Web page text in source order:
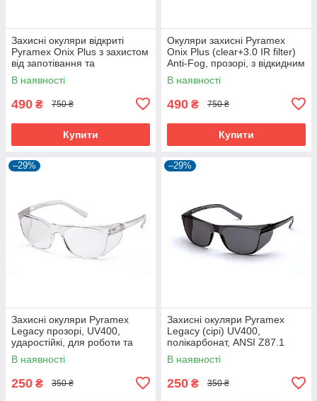
Захисні окуляри відкриті
Pyramex Onix Plus з захистом
від запотівання та
інфрачервоного
випромінювання
В наявності
490 ₴ 750 ₴
Купити
Окуляри захисні Pyramex
Onix Plus (clear+3.0 IR filter)
Anti-Fog, прозорі, з відкидним
фільтром від ІнфраЧерв
випромін
В наявності
490 ₴ 750 ₴
Купити
–29%
Захисні окуляри Pyramex
Legacy прозорі, UV400,
ударостійкі, для роботи та
будівництва
В наявності
250 ₴ 350 ₴
–29%
Захисні окуляри Pyramex
Legacy (сірі) UV400,
полікарбонат, ANSI Z87.1
В наявності
250 ₴ 350 ₴